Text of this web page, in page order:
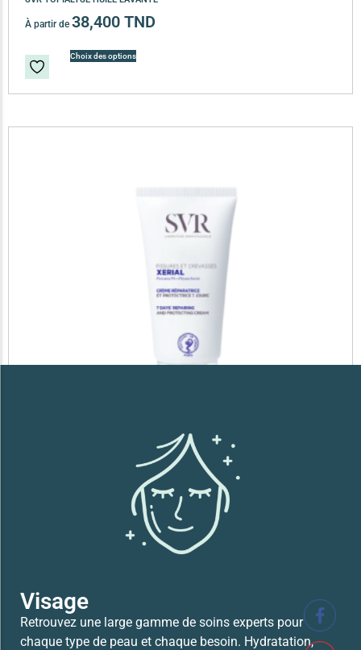
SVR XERIAL FISSURES ET CREVASSES
À partir de 38,400 TND
Choix des options
Visage
Retrouvez une large gamme de soins experts pour
chaque type de peau et chaque besoin. Hydratation,